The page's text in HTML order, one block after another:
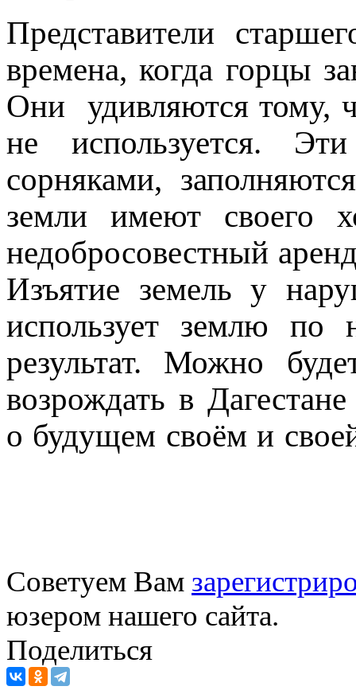
Представители
времена, когда горцы
Они удивляются тому,
не используется.
сорняками,
земли имеют своего
недобросовестный
Изъятие земель у
использует землю по
результат. Можно
возрождать в
о будущем своём и
Советуем Вам
юзером нашего сайта.
Поделиться